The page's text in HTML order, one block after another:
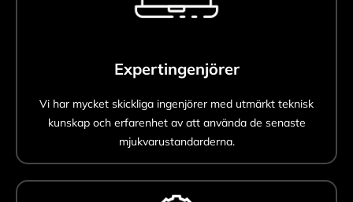
Expertingenjörer
Vi har mycket skickliga ingenjörer med utmärkt teknisk
kunskap och erfarenhet av att använda de senaste
mjukvarustandarderna.